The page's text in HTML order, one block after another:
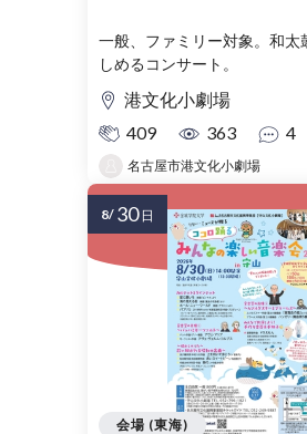
一般、ファミリー対象。和太
しめるコンサート。
港文化小劇場
409
363 4
名古屋市港文化小劇場
会場 (東海)
8/ 30 日